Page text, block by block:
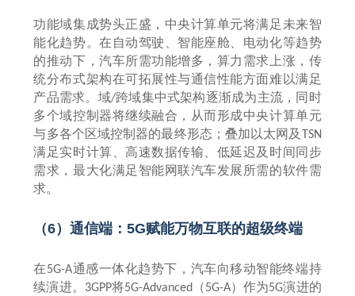
功能域集成势头正盛，中央计算单元将满足未来智
能化趋势。在自动驾驶、智能座舱、电动化等趋势
的推动下，汽车所需功能增多，算力需求上涨，传
统分布式架构在可拓展性与通信性能方面难以满足
产品需求。域/跨域集中式架构逐渐成为主流，同时
多个域控制器将继续融合，从而形成中央计算单元
与多各个区域控制器的最终形态；叠加以太网及
TSN
满足实时计算、高速数据传输、低延迟及时间同步
需求，最大化满足智能网联汽车发展所需的软件需
求。
（6）通信端：5G赋能万物互联的超级终端
在5G-A通感一体化趋势下，汽车向移动智能终端持
续演进。
3GPP将5G-Advanced（5G-A）作为5G演进的